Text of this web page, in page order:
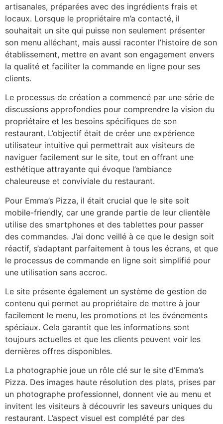
artisanales, préparées avec des ingrédients frais et
locaux. Lorsque le propriétaire m’a contacté, il
souhaitait un site qui puisse non seulement présenter
son menu alléchant, mais aussi raconter l’histoire de son
établissement, mettre en avant son engagement envers
la qualité et faciliter la commande en ligne pour ses
clients.
Le processus de création a commencé par une série de
discussions approfondies pour comprendre la vision du
propriétaire et les besoins spécifiques de son
restaurant. L’objectif était de créer une expérience
utilisateur intuitive qui permettrait aux visiteurs de
naviguer facilement sur le site, tout en offrant une
esthétique attrayante qui évoque l’ambiance
chaleureuse et conviviale du restaurant.
Pour Emma’s Pizza, il était crucial que le site soit
mobile-friendly, car une grande partie de leur clientèle
utilise des smartphones et des tablettes pour passer
des commandes. J’ai donc veillé à ce que le design soit
réactif, s’adaptant parfaitement à tous les écrans, et que
le processus de commande en ligne soit simplifié pour
une utilisation sans accroc.
Le site présente également un système de gestion de
contenu qui permet au propriétaire de mettre à jour
facilement le menu, les promotions et les événements
spéciaux. Cela garantit que les informations sont
toujours actuelles et que les clients peuvent voir les
dernières offres disponibles.
La photographie joue un rôle clé sur le site d’Emma’s
Pizza. Des images haute résolution des plats, prises par
un photographe professionnel, donnent vie au menu et
invitent les visiteurs à découvrir les saveurs uniques du
restaurant. L’aspect visuel est complété par des